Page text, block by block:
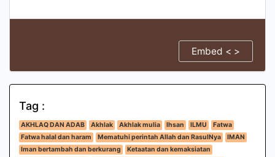
Embed < >
Tag :
AKHLAQ DAN ADAB Akhlak Akhlak mulia Ihsan ILMU
Fatwa
Fatwa halal dan haram
Mematuhi perintah Allah dan RasulNya
IMAN
Iman bertambah dan berkurang
Ketaatan dan kemaksiatan